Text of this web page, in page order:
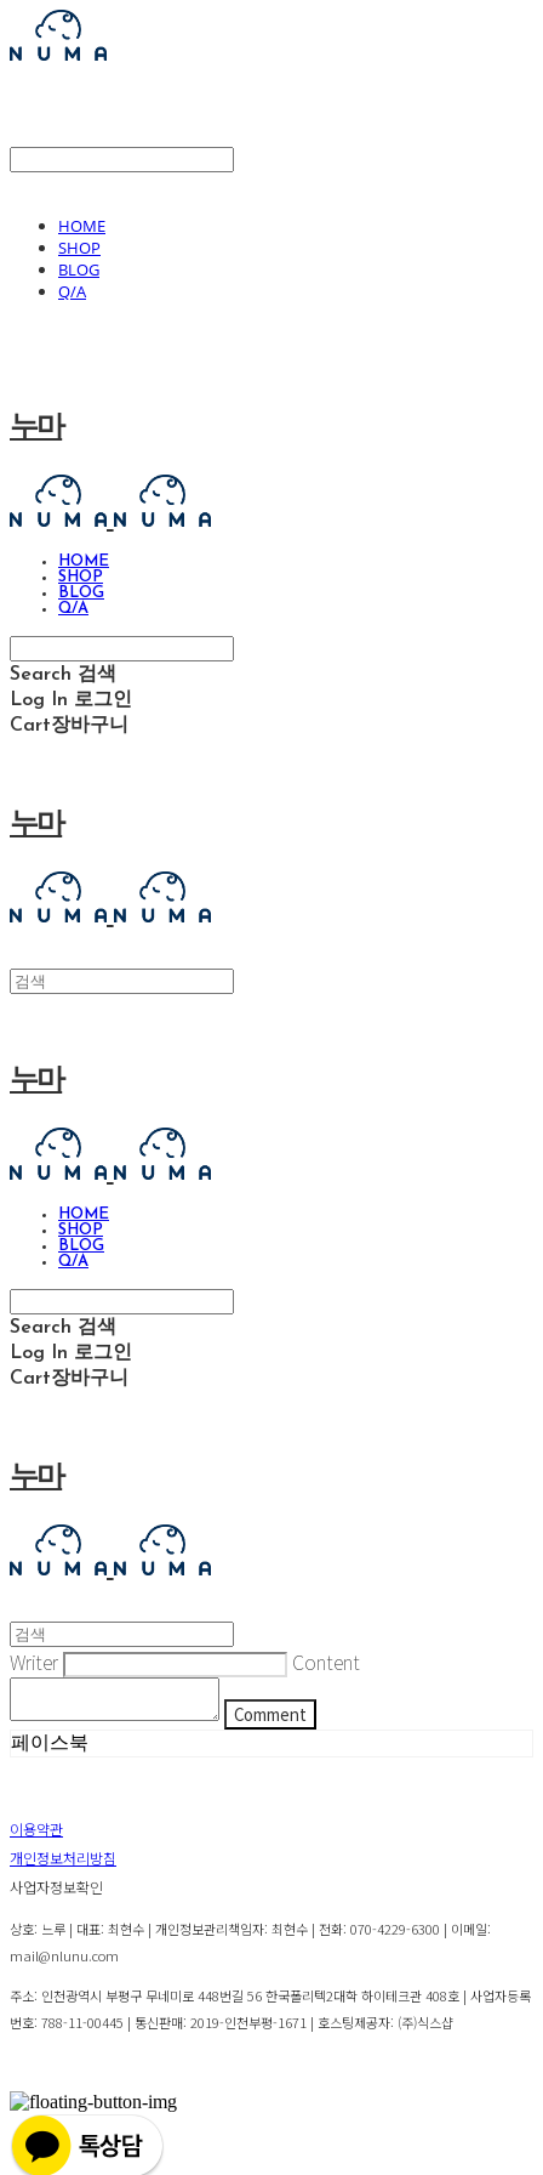
HOME
SHOP
BLOG
Q/A
누마
HOME
SHOP
BLOG
Q/A
Search 검색
Log In 로그인
Cart장바구니
누마
누마
HOME
SHOP
BLOG
Q/A
Search 검색
Log In 로그인
Cart장바구니
누마
Writer Content
Comment
페이스북
이용약관
개인정보처리방침
사업자정보확인
상호: 느루 | 대표: 최현수 | 개인정보관리책임자: 최현수 | 전화: 070-4229-6300 | 이메일:
mail@nlunu.com
주소: 인천광역시 부평구 무네미로 448번길 56 한국폴리텍2대학 하이테크관 408호 | 사업자등록
번호: 788-11-00445 | 통신판매: 2019-인천부평-1671 | 호스팅제공자: (주)식스샵